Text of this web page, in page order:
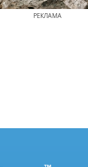
РЕКЛАМА